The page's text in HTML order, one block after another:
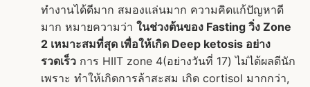
ทำงานได้ดีมาก สมองแล่นมาก ความคิดแก้ปัญหาดี
มาก หมายความว่า ในช่วงต้นของ Fasting วิ่ง Zone
2 เหมาะสมที่สุด เพื่อให้เกิด Deep ketosis อย่าง
รวดเร็วการ HIIT zone 4(อย่างวันที่ 17) ไม่ได้ผลดีนัก
เพราะ ทำให้เกิดการล้าสะสม เกิด cortisol มากกว่า,